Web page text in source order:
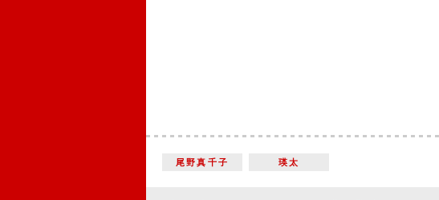
尾野真千子 瑛太